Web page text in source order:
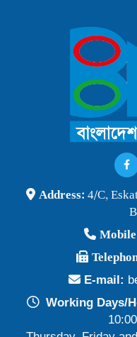
Publish Time: 25 Jan 2026
বাংলাদেশ অর্থনীতি সমিতি
লোকবক্তৃা ২১ জানুয়ারি ২০২৬
Publish Time: 16 Jan 2026
বেগম খালেদা জিয়ার মৃত্যুতে
BEA Seminar 2025
June 2025, at 10:00
Publish Time: 16 Jun 2025
Publish Time: 19 May
প্রাথমিক প্রার্থী তালিকা
Publish Time: 17 May 2024
Address: 4/C,
E-mail:
Working Days/